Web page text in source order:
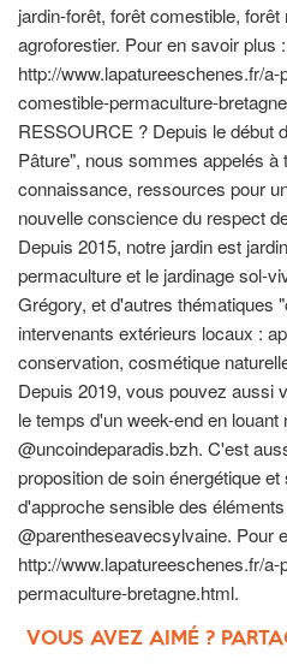
jardin-forêt, forêt comestible,
agroforestier. Pour en savoir plus :
http://www.lapatureeschenes.fr/
comestible-permaculture-
RESSOURCE ? Depuis le début
Pâture", nous sommes appelés
connaissance, ressources pour
nouvelle conscience du respect
Depuis 2015, notre jardin est
permaculture et le jardinage sol-
Grégory, et d'autres
intervenants extérieurs locaux :
conservation, cosmétique
Depuis 2019, vous pouvez aussi
le temps d'un week-end en
@uncoindeparadis.bzh. C'est
proposition de soin énergétique
d'approche sensible des
@parentheseavecsylvaine. Pour
http://www.lapatureeschenes.fr/
permaculture-bretagne.html.
VOUS AVEZ AIMÉ ?